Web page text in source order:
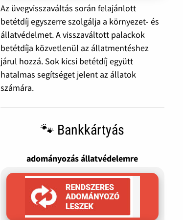
Az üvegvisszaváltás során felajánlott
betétdíj egyszerre szolgálja a környezet- és
állatvédelmet. A visszaváltott palackok
betétdíja közvetlenül az állatmentéshez
járul hozzá. Sok kicsi betétdíj együtt
hatalmas segítséget jelent az állatok
számára.
🐾 Bankkártyás
adományozás állatvédelemre